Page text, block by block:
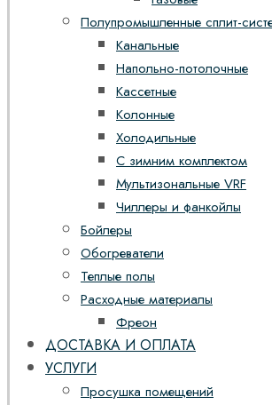
Полупромышленные сплит-
Канальные
Напольно-потолочные
Кассетные
Колонные
Холодильные
С зимним комплектом
Мультизональные VRF
Чиллеры и фанкойлы
Бойлеры
Обогреватели
Теплые полы
Расходные материалы
Фреон
ДОСТАВКА И ОПЛАТА
УСЛУГИ
Просушка помещений